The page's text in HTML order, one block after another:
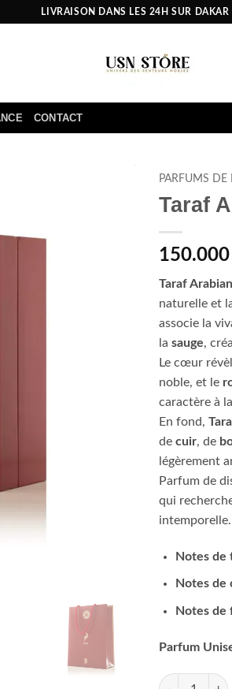
LIVRAISON DANS LES 24H SUR DAKAR
CONTACT
PARFUMS DE
Taraf
150.000
Taraf
naturelle et
associe la
la sauge,
Le cœur
noble, et le
caractère à
En fond,
de cuir, de
légèrement
Parfum de
qui
intemporelle.
Notes de
Notes de
Notes de
Parfum
quantité de